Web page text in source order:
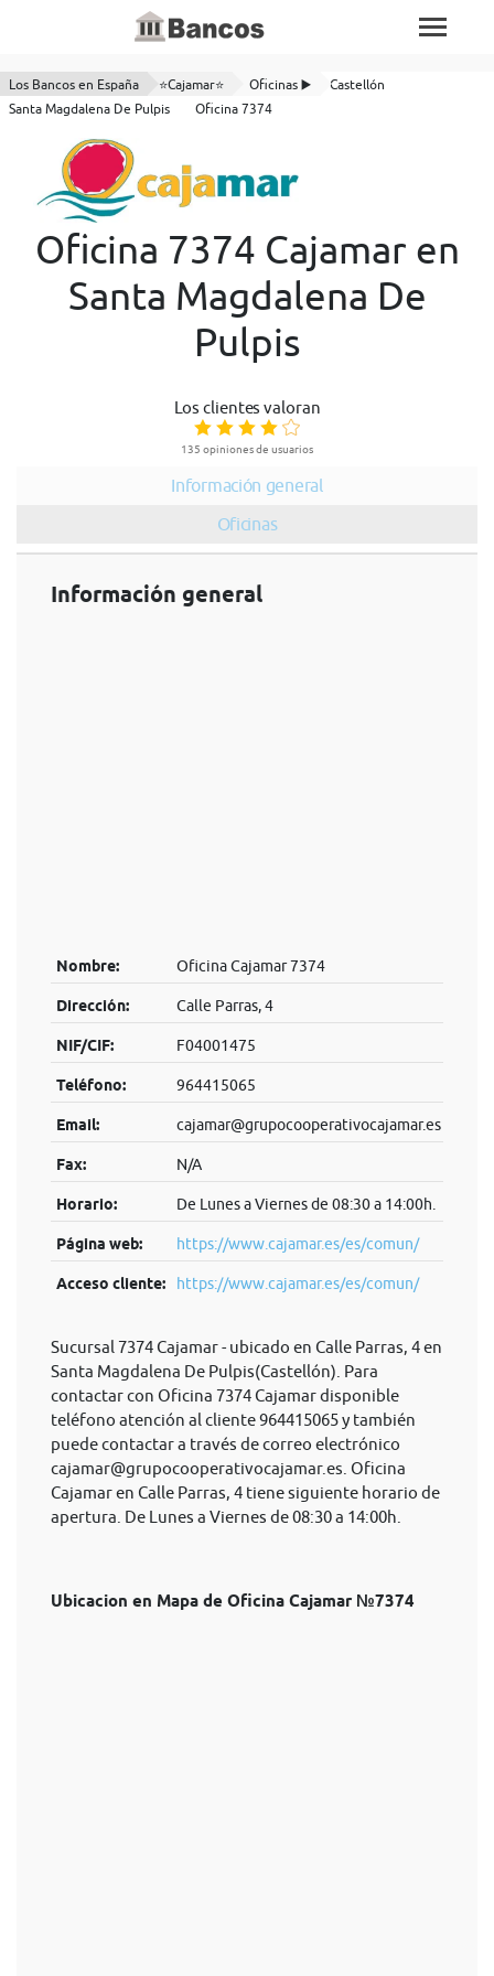
Los Bancos en España ⭐Cajamar⭐ Oficinas ▶️
Castellón
Santa Magdalena De Pulpis
Oficina 7374
Oficina 7374 Cajamar en
Santa Magdalena De
Pulpis
Los clientes valoran
135 opiniones de usuarios
Información general
Oficinas
Información general
Nombre: Oficina Cajamar 7374
Dirección: Calle Parras, 4
NIF/CIF: F04001475
Teléfono: 964415065
Email: cajamar@grupocooperativocajamar.es
Fax: N/A
Horario: De Lunes a Viernes de 08:30 a 14:00h.
Página web: https://www.cajamar.es/es/comun/
Acceso cliente: https://www.cajamar.es/es/comun/
Sucursal 7374 Cajamar - ubicado en Calle Parras, 4 en
Santa Magdalena De Pulpis(Castellón). Para
contactar con Oficina 7374 Cajamar disponible
teléfono atención al cliente 964415065 y también
puede contactar a través de correo electrónico
cajamar@grupocooperativocajamar.es . Oficina
Cajamar en Calle Parras, 4 tiene siguiente horario de
apertura. De Lunes a Viernes de 08:30 a 14:00h.
Ubicacion en Mapa de Oficina Cajamar №7374